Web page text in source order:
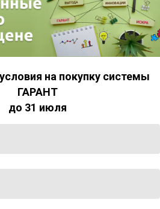
«Гарант» стала
премии «Время
правовая информация
для максимально
работы с ней.
на покупку системы
ГАРАНТ
до 31 июля